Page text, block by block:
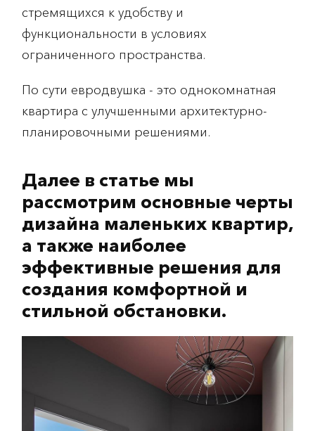
стремящихся к удобству и
функциональности в условиях
ограниченного пространства.
По сути евродвушка - это однокомнатная
квартира с улучшенными архитектурно-
планировочными решениями.
Далее в статье мы
рассмотрим основные черты
дизайна маленьких квартир,
а также наиболее
эффективные решения для
создания комфортной и
стильной обстановки.